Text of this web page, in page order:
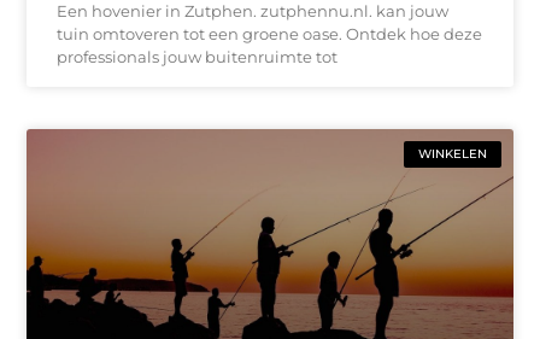
Een hovenier in Zutphen. zutphennu.nl. kan jouw
tuin omtoveren tot een groene oase. Ontdek hoe deze
professionals jouw buitenruimte tot
WINKELEN